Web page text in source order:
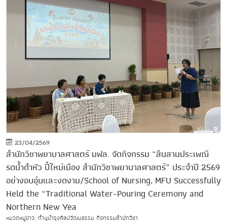
23/04/2569
สำนักวิชาพยาบาลศาสตร์ มฟล. จัดกิจกรรม “สืบสานประเพณี
รดน้ำดำหัว ปี๋ใหม่เมือง สำนักวิชาพยาบาลศาสตร์” ประจำปี 2569
อย่างอบอุ่นและงดงาม/School of Nursing, MFU Successfully
Held the “Traditional Water-Pouring Ceremony and
Northern New Yea
หมวดหมู่ข่าว: ทำนุบำรุงศิลปวัฒนธรรม กิจกรรมสำนักวิชา